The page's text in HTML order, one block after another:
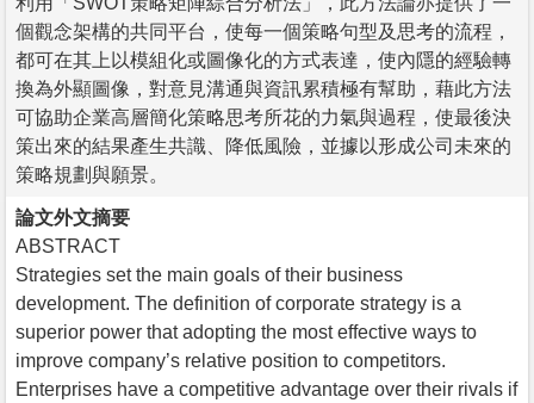
個觀念架構的共同平台，使每一個策略句型及思考的流程，
都可在其上以模組化或圖像化的方式表達，使內隱的經驗轉
換為外顯圖像，對意見溝通與資訊累積極有幫助，藉此方法
可協助企業高層簡化策略思考所花的力氣與過程，使最後決
策出來的結果產生共識、降低風險，並據以形成公司未來的
策略規劃與願景。
論文外文摘要
ABSTRACT
Strategies set the main goals of their business
development. The definition of corporate strategy is a
superior power that adopting the most effective ways to
improve company’s relative position to competitors.
Enterprises have a competitive advantage over their rivals if